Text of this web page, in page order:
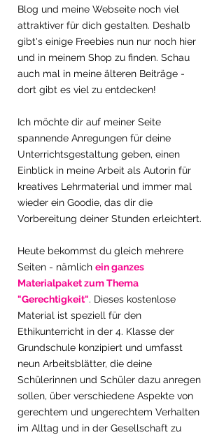
Blog und meine Webseite noch viel
attraktiver für dich gestalten. Deshalb
gibt's einige Freebies nun nur noch hier
und in meinem Shop zu finden. Schau
auch mal in meine älteren Beiträge -
dort gibt es viel zu entdecken!
Ich möchte dir auf meiner Seite
spannende Anregungen für deine
Unterrichtsgestaltung geben, einen
Einblick in meine Arbeit als Autorin für
kreatives Lehrmaterial und immer mal
wieder ein Goodie, das dir die
Vorbereitung deiner Stunden erleichtert.
Heute bekommst du gleich mehrere
Seiten - nämlich ein ganzes
Materialpaket zum Thema
"Gerechtigkeit". Dieses kostenlose
Material ist speziell für den
Ethikunterricht in der 4. Klasse der
Grundschule konzipiert und umfasst
neun Arbeitsblätter, die deine
Schülerinnen und Schüler dazu anregen
sollen, über verschiedene Aspekte von
gerechtem und ungerechtem Verhalten
im Alltag und in der Gesellschaft zu